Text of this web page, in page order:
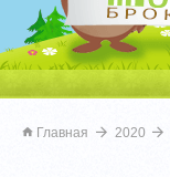
Главная 2020